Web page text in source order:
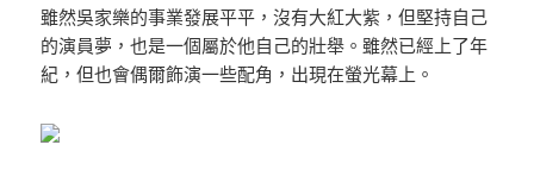
雖然吳家樂的事業發展平平，沒有大紅大紫，但堅持自己
的演員夢，也是一個屬於他自己的壯舉。雖然已經上了年
紀，但也會偶爾飾演一些配角，出現在螢光幕上。